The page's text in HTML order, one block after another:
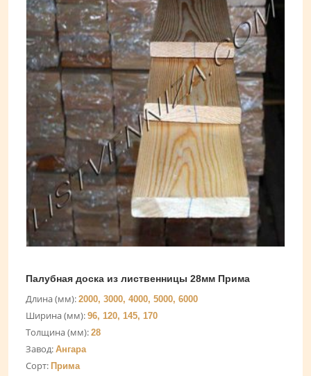
Палубная доска из лиственницы 28мм Прима
Длина (мм): 2000, 3000, 4000, 5000, 6000
Ширина (мм): 96, 120, 145, 170
Толщина (мм): 28
Завод: Ангара
Сорт: Прима